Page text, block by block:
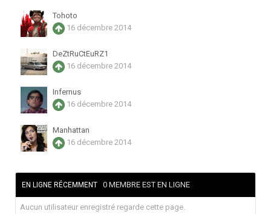
Tohoto
16 décembre 2014
DeZtRuCtEuRZ1
16 décembre 2014
Infernus
16 décembre 2014
Manhattan
16 décembre 2014
EN LIGNE RÉCEMMENT 0 MEMBRE EST EN LIGNE
Aucun utilisateur enregistré regarde cette page.